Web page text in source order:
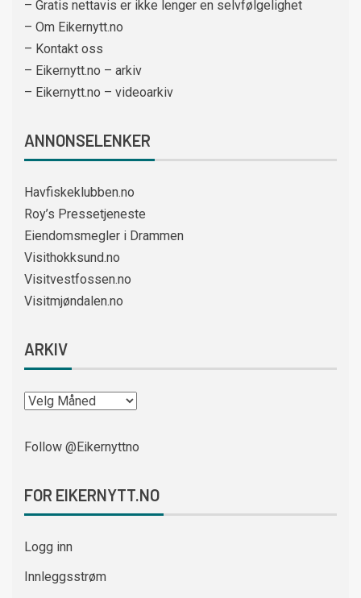
– Gratis nettavis er ikke lenger en selvfølgelighet
– Om Eikernytt.no
– Kontakt oss
– Eikernytt.no – arkiv
– Eikernytt.no – videoarkiv
ANNONSELENKER
Havfiskeklubben.no
Roy’s Pressetjeneste
Eiendomsmegler i Drammen
Visithokksund.no
Visitvestfossen.no
Visitmjøndalen.no
ARKIV
Follow @Eikernyttno
FOR EIKERNYTT.NO
Logg inn
Innleggsstrøm